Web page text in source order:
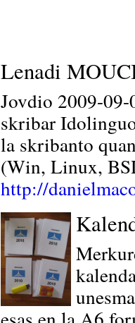
Lenadi
Jovdio 2009-
skribar
la skribanto
(Win, Linux,
http://